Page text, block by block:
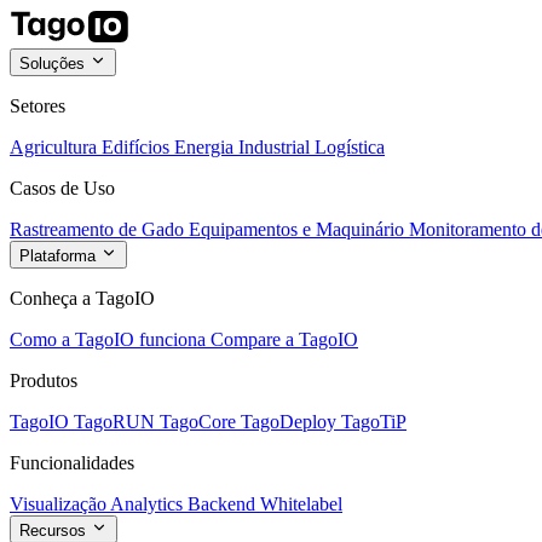
Soluções
Setores
Agricultura Edifícios Energia Industrial Logística
Casos de Uso
Rastreamento de Gado Equipamentos e Maquinário Monitoramento
Plataforma
Conheça a TagoIO
Como a TagoIO funciona Compare a TagoIO
Produtos
TagoIO TagoRUN TagoCore TagoDeploy TagoTiP
Funcionalidades
Visualização Analytics Backend Whitelabel
Recursos